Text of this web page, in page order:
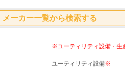
メーカー一覧から検索する
※ユーティリティ設備・生
ユーティリティ設備※